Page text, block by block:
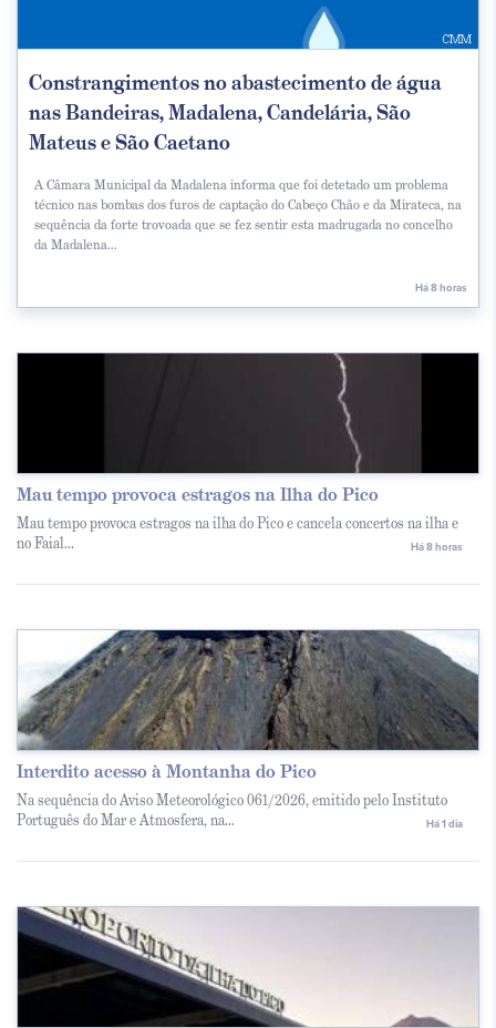
Constrangimentos no abastecimento de água
nas Bandeiras, Madalena, Candelária, São
Mateus e São Caetano
A Câmara Municipal da Madalena informa que foi detetado um problema
técnico nas bombas dos furos de captação do Cabeço Chão e da Mirateca, na
sequência da forte trovoada que se fez sentir esta madrugada no concelho
da Madalena...
Há 8 horas
Mau tempo provoca estragos na Ilha do Pico
Mau tempo provoca estragos na ilha do Pico e cancela concertos na ilha e
no Faial...
Há 8 horas
Interdito acesso à Montanha do Pico
Na sequência do Aviso Meteorológico 061/2026, emitido pelo Instituto
Português do Mar e Atmosfera, na...
Há 1 dia